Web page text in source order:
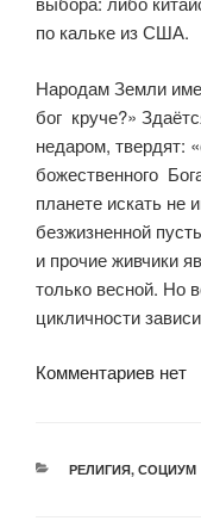
по кальке из США.
Народам Земли
бог круче?»
недаром, твердят:
божественного
планете искать не
безжизненной
и прочие живчики
только весной. Но
цикличности
Комментариев нет
РУБРИКИ
РЕЛИГИЯ, СОЦИУМ